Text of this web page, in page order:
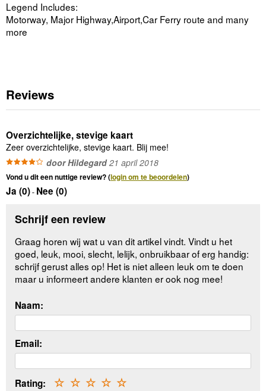
Legend Includes:
Motorway, Major Highway,Airport,Car Ferry route and many
more
Reviews
Overzichtelijke, stevige kaart
Zeer overzichtelijke, stevige kaart. Blij mee!
door Hildegard21 april 2018
Vond u dit een nuttige review? (login om te beoordelen)
Ja (0)- Nee (0)
Schrijf een review
Graag horen wij wat u van dit artikel vindt. Vindt u het
goed, leuk, mooi, slecht, lelijk, onbruikbaar of erg handig:
schrijf gerust alles op! Het is niet alleen leuk om te doen
maar u informeert andere klanten er ook nog mee!
Naam:
Email:
Rating: ☆
☆
☆
☆
☆